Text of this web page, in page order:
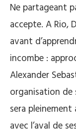
Ne partageant
accepte. A Rio,
avant
incombe :
Alexander
organisation de
sera pleinement
avec l’aval de